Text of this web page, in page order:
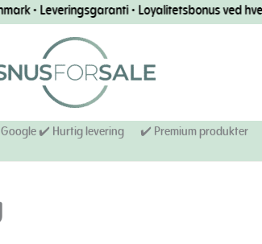
• Loyalitetsbonus ved hver
✔️ Hurtig levering ✔️ Premium produkter